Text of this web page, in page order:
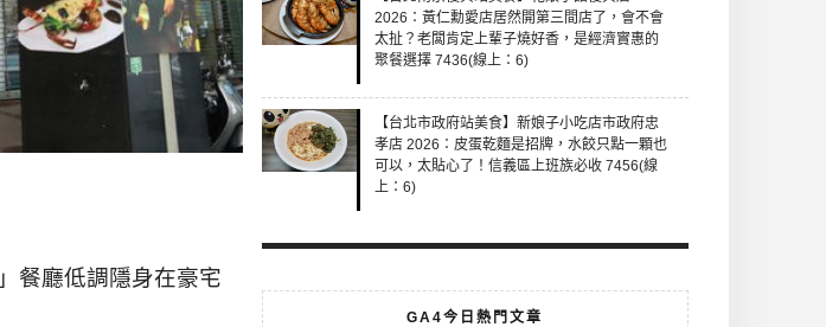
餐廳低調隱身在豪宅
2026：黃仁勳愛店居然開第三間店了，會不會
太扯？老闆肯定上輩子燒好香，是經濟實惠的
聚餐選擇 7436(線上：6)
【台北市政府站美食】新娘子小吃店市政府忠
孝店 2026：皮蛋乾麵是招牌，水餃只點一顆也
可以，太貼心了！信義區上班族必收 7456(線
上：6)
GA4今日熱門文章